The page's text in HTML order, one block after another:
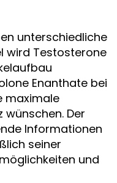
unterschiedliche
wird Testosterone
Enanthate bei
maximale
wünschen. Der
Informationen
seiner
und